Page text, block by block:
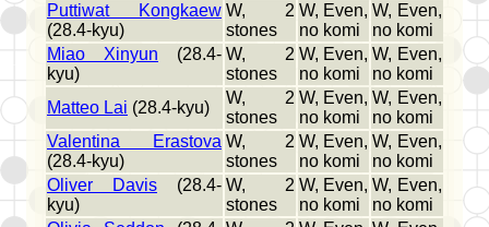
Puttiwat Kongkaew
(28.4-kyu)
W, 2
stones
W, Even,
no komi
W, Even,
no komi
Miao Xinyun (28.4-
kyu)
W, 2
stones
W, Even,
no komi
W, Even,
no komi
Matteo Lai (28.4-kyu)
W, 2
stones
W, Even,
no komi
W, Even,
no komi
Valentina Erastova
(28.4-kyu)
W, 2
stones
W, Even,
no komi
W, Even,
no komi
Oliver Davis (28.4-
kyu)
W, 2
stones
W, Even,
no komi
W, Even,
no komi